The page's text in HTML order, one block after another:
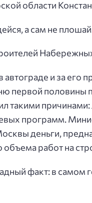
области
а сам не
автограде и за
первой половины
такими
программ.
деньги,
работ на
факт: в